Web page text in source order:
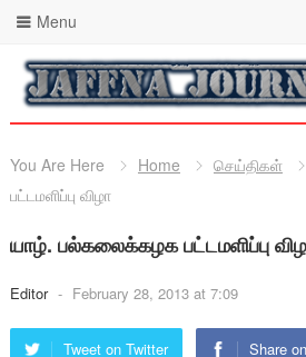
Menu
You Are Here Home செய்திகள்
பட்டமளிப்பு விழா
யாழ். பல்கலைக்கழக பட்டமளிப்பு
Editor - February 28, 2013 at 7:09
Tweet on Twitter Share